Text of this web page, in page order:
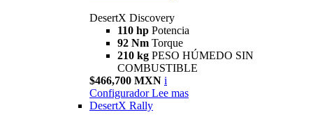
DesertX Discovery
110 hp Potencia
92 Nm Torque
210 kg PESO HÚMEDO SIN
COMBUSTIBLE
$466,700 MXN i
Configurador Lee mas
DesertX Rally